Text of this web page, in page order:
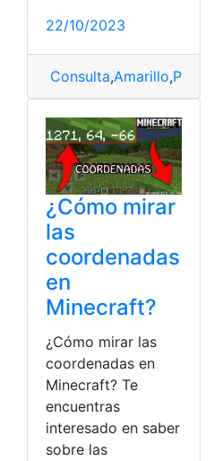
22/10/2023
Consulta,Amarillo,Ps4
¿Cómo mirar
las
coordenadas
en
Minecraft?
¿Cómo mirar las
coordenadas en
Minecraft? Te
encuentras
interesado en saber
sobre las